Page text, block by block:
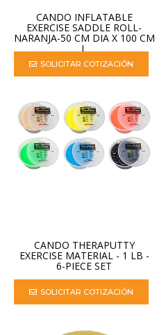
CANDO INFLATABLE
EXERCISE SADDLE ROLL-
NARANJA-50 CM DIA X 100 CM
L
SOLICITAR COTIZACIÓN
CANDO THERAPUTTY
EXERCISE MATERIAL - 1 LB -
6-PIECE SET
SOLICITAR COTIZACIÓN